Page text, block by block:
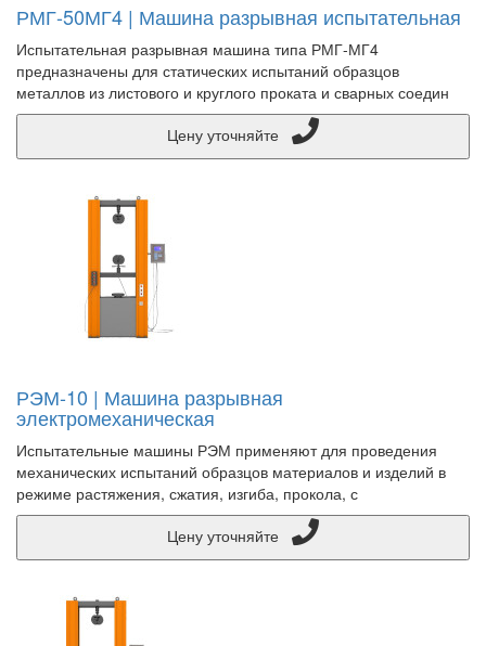
РМГ-50МГ4 | Машина разрывная испытательная
Испытательная разрывная машина типа РМГ-МГ4
предназначены для статических испытаний образцов
металлов из листового и круглого проката и сварных соедин
РЭМ-10 | Машина разрывная
электромеханическая
Испытательные машины РЭМ применяют для проведения
механических испытаний образцов материалов и изделий в
режиме растяжения, сжатия, изгиба, прокола, с